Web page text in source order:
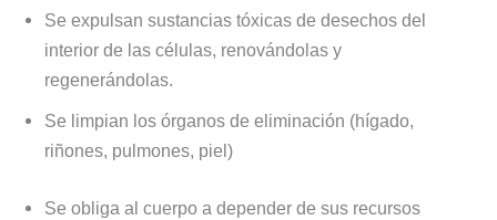
Se expulsan sustancias tóxicas de desechos del
interior de las células, renovándolas y
regenerándolas.
Se limpian los órganos de eliminación (hígado,
riñones, pulmones, piel)
Se obliga al cuerpo a depender de sus recursos